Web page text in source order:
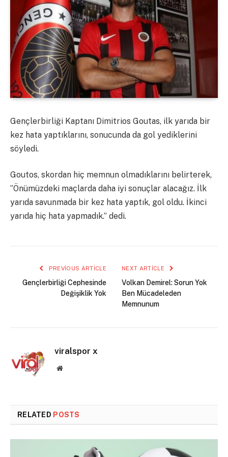
Gençlerbirliği Kaptanı Dimitrios Goutas, ilk yarıda bir
kez hata yaptıklarını, sonucunda da gol yediklerini
söyledi.
Goutos, skordan hiç memnun olmadıklarını belirterek,
”Önümüzdeki maçlarda daha iyi sonuçlar alacağız. İlk
yarıda savunmada bir kez hata yaptık, gol oldu. İkinci
yarıda hiç hata yapmadık.” dedi.
PREVIOUS ARTICLE
Gençlerbirliği Cephesinde
Değişiklik Yok
NEXT ARTICLE
Volkan Demirel: Sorun Yok
Ben Mücadeleden
Memnunum
viralspor x
Website
RELATED POSTS